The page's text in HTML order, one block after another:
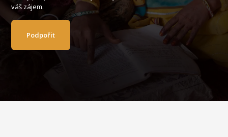
váš zájem.
Podpořit